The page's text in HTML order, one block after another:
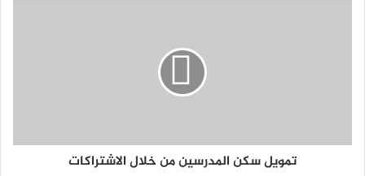
تمويل سكن المدرسين من خلال الاشتراكات